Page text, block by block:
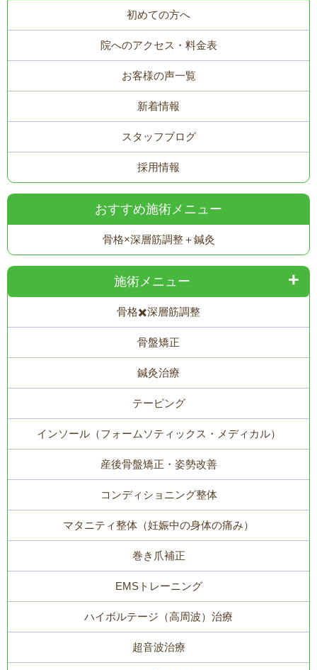
初めての方へ
院へのアクセス・料金表
お客様の声一覧
新着情報
スタッフブログ
採用情報
おすすめ施術メニュー
骨格×深層筋調整＋鍼灸
施術メニュー
骨格✖️深層筋調整
骨盤矯正
鍼灸治療
テーピング
インソール（フォームソティックス・メディカル）
産後骨盤矯正・姿勢改善
コンディショニング整体
マタニティ整体（妊娠中の身体の痛み）
巻き爪補正
EMSトレーニング
ハイボルテージ（高周波）治療
超音波治療